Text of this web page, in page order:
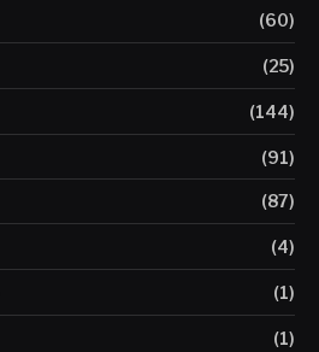
(60)
(25)
(144)
(91)
(87)
(4)
(1)
(1)